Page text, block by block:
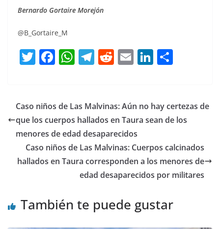
Bernardo Gortaire Morejón
@B_Gortaire_M
T
er
F
e
b
o
o
k
W
s
A
p
p
T
gr
a
m
R
di
t
E
l
Li
e
dI
p
ar
Caso niños de Las Malvinas: Aún no hay certezas de
que los cuerpos hallados en Taura sean de los
menores de edad desaparecidos
Caso niños de Las Malvinas: Cuerpos calcinados
hallados en Taura corresponden a los menores de
edad desaparecidos por militares
También te puede gustar